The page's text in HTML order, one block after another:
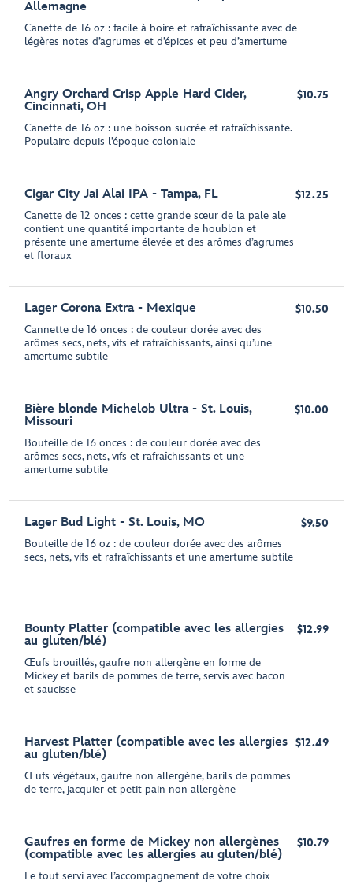
Allemagne
Canette de 16 oz : facile à boire et rafraîchissante avec de
légères notes d’agrumes et d’épices et peu d’amertume
Angry Orchard Crisp Apple Hard Cider,
Cincinnati, OH
Canette de 16 oz : une boisson sucrée et rafraîchissante.
Populaire depuis l’époque coloniale
$10.75
Cigar City Jai Alai IPA - Tampa, FL
Canette de 12 onces : cette grande sœur de la pale ale
contient une quantité importante de houblon et
présente une amertume élevée et des arômes d’agrumes
et floraux
$12.25
Lager Corona Extra - Mexique
Cannette de 16 onces : de couleur dorée avec des
arômes secs, nets, vifs et rafraîchissants, ainsi qu’une
amertume subtile
$10.50
Bière blonde Michelob Ultra - St. Louis,
Missouri
Bouteille de 16 onces : de couleur dorée avec des
arômes secs, nets, vifs et rafraîchissants et une
amertume subtile
$10.00
Lager Bud Light - St. Louis, MO
Bouteille de 16 oz : de couleur dorée avec des arômes
secs, nets, vifs et rafraîchissants et une amertume subtile
$9.50
Bounty Platter (compatible avec les allergies
au gluten/blé)
Œufs brouillés, gaufre non allergène en forme de
Mickey et barils de pommes de terre, servis avec bacon
et saucisse
$12.99
Harvest Platter (compatible avec les allergies
au gluten/blé)
Œufs végétaux, gaufre non allergène, barils de pommes
de terre, jacquier et petit pain non allergène
$12.49
Gaufres en forme de Mickey non allergènes
(compatible avec les allergies au gluten/blé)
Le tout servi avec l’accompagnement de votre choix
$10.79